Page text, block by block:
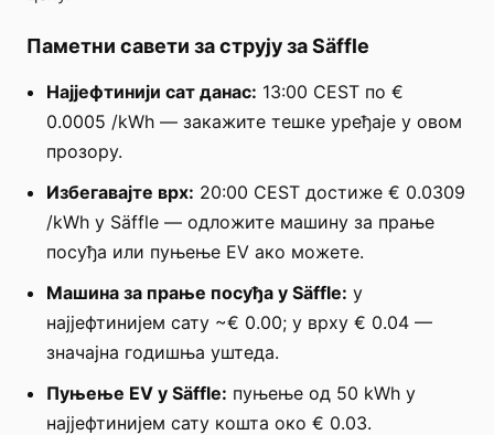
Паметни савети за струју за Säffle
Најјефтинији сат данас: 13:00 CEST по €
0.0005 /kWh — закажите тешке уређаје у овом
прозору.
Избегавајте врх: 20:00 CEST достиже € 0.0309
/kWh у Säffle — одложите машину за прање
посуђа или пуњење EV ако можете.
Машина за прање посуђа у Säffle: у
најјефтинијем сату ~€ 0.00; у врху € 0.04 —
значајна годишња уштеда.
Пуњење EV у Säffle: пуњење од 50 kWh у
најјефтинијем сату кошта око € 0.03.